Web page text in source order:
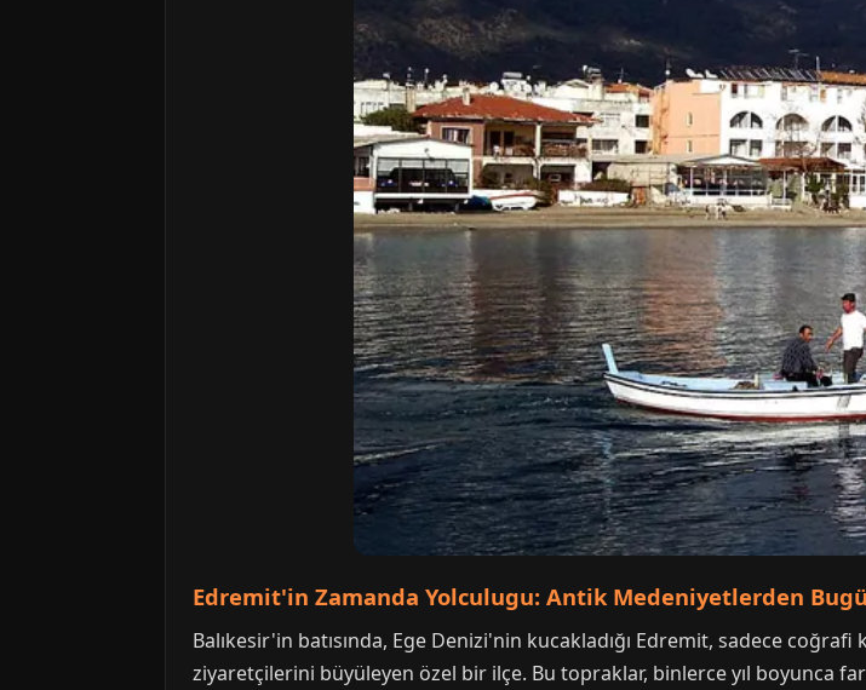
Edremit'in Zamanda Yolculugu: Antik Medeniyetlerden
Balıkesir'in batısında, Ege Denizi'nin kucakladığı Edremit, sadece
ziyaretçilerini büyüleyen özel bir ilçe. Bu topraklar, binlerce yıl boyunca